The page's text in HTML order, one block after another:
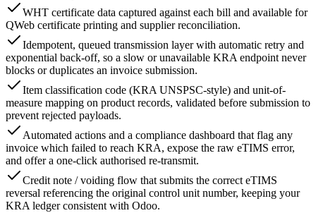
WHT certificate data captured against each bill and available for
QWeb certificate printing and supplier reconciliation.
Idempotent, queued transmission layer with automatic retry and
exponential back-off, so a slow or unavailable KRA endpoint never
blocks or duplicates an invoice submission.
Item classification code (KRA UNSPSC-style) and unit-of-
measure mapping on product records, validated before submission to
prevent rejected payloads.
Automated actions and a compliance dashboard that flag any
invoice which failed to reach KRA, expose the raw eTIMS error,
and offer a one-click authorised re-transmit.
Credit note / voiding flow that submits the correct eTIMS
reversal referencing the original control unit number, keeping your
KRA ledger consistent with Odoo.